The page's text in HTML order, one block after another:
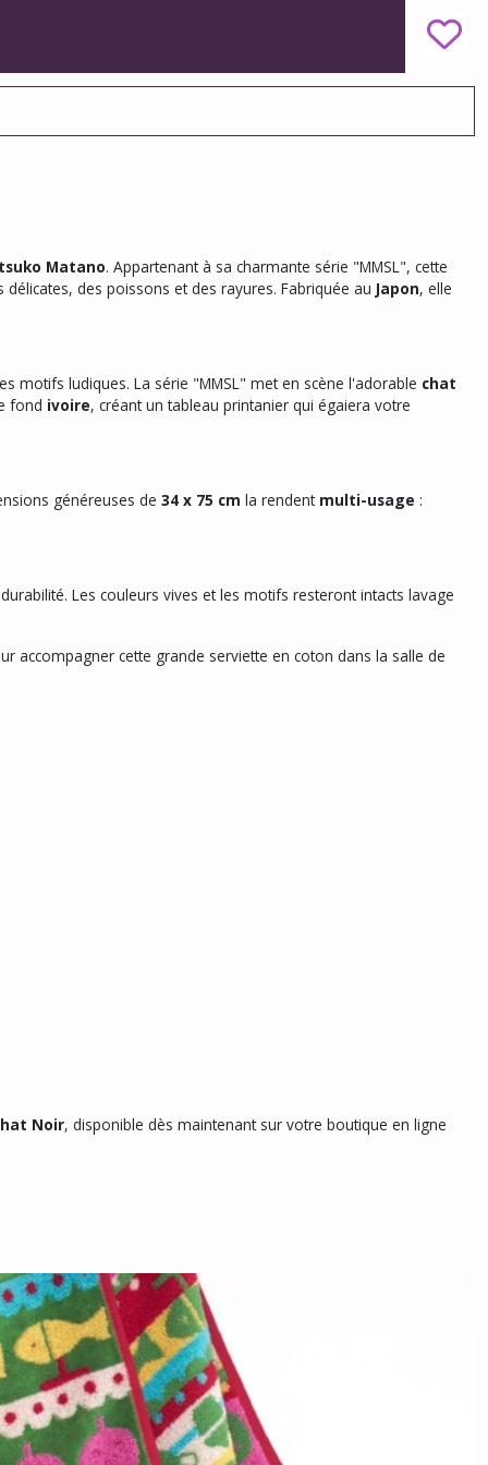
Matano. Appartenant à sa charmante série "MMSL", cette
délicates, des poissons et des rayures. Fabriquée au Japon, elle
motifs ludiques. La série "MMSL" met en scène l'adorable chat
fond ivoire, créant un tableau printanier qui égaiera votre
généreuses de 34 x 75 cm la rendent multi-usage :
Les couleurs vives et les motifs resteront intacts lavage
accompagner cette grande serviette en coton dans la salle de
Noir, disponible dès maintenant sur votre boutique en ligne